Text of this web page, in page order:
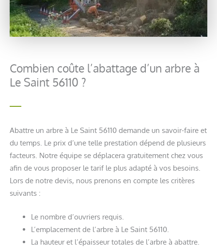
Combien coûte l’abattage d’un arbre à
Le Saint 56110 ?
Abattre un arbre à Le Saint 56110 demande un savoir-faire et
du temps. Le prix d’une telle prestation dépend de plusieurs
facteurs. Notre équipe se déplacera gratuitement chez vous
afin de vous proposer le tarif le plus adapté à vos besoins.
Lors de notre devis, nous prenons en compte les critères
suivants :
Le nombre d’ouvriers requis.
L’emplacement de l’arbre à Le Saint 56110.
La hauteur et l’épaisseur totales de l’arbre à abattre.